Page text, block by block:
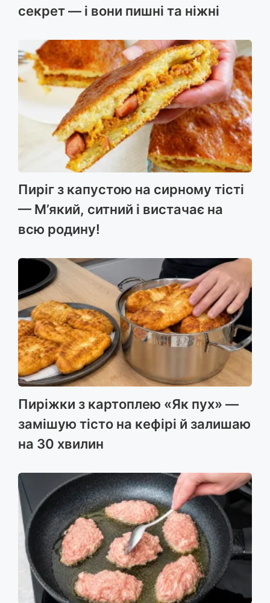
секрет — і вони пишні та ніжні
Пиріг з капустою на сирному тісті
— М’який, ситний і вистачає на
всю родину!
Пиріжки з картоплею «Як пух» —
замішую тісто на кефірі й залишаю
на 30 хвилин